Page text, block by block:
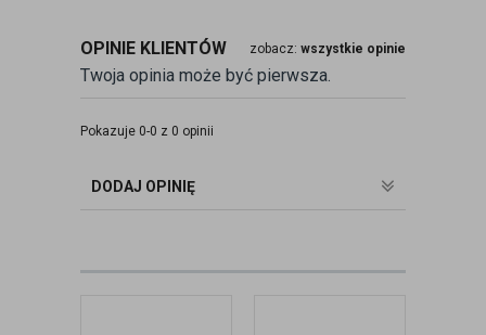
kontaktologii, czyli dobieraniu
soczewek kontaktowych miękkich. Od
ponad 10 lat pracuje w branży
optometrysta pracujący w gabinecie.
badania wad refrakcji, dobierając
OPINIE KLIENTÓW zobacz: wszystkie opinie
Twoja opinia może być pierwsza.
Pokazuje 0-0 z 0 opinii
DODAJ OPINIĘ